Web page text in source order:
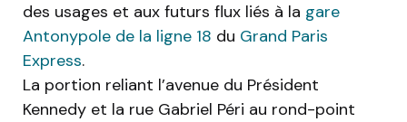
des usages et aux futurs flux liés à la gare
Antonypole de la ligne 18 du Grand Paris
Express.
La portion reliant l’avenue du Président
Kennedy et la rue Gabriel Péri au rond-point